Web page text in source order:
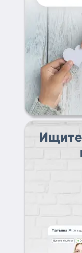
Ищите